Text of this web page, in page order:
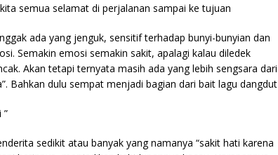
semua selamat di perjalanan sampai ke tujuan
ada yang jenguk, sensitif terhadap bunyi-bunyian dan
Semakin emosi semakin sakit, apalagi kalau diledek
Akan tetapi ternyata masih ada yang lebih sengsara dari
Bahkan dulu sempat menjadi bagian dari bait lagu dangdut
”
sedikit atau banyak yang namanya “sakit hati karena